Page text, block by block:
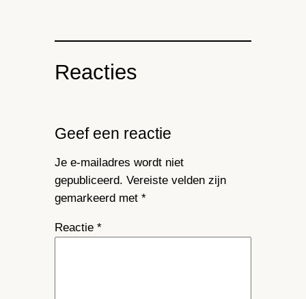
Reacties
Geef een reactie
Je e-mailadres wordt niet
gepubliceerd. Vereiste velden zijn
gemarkeerd met *
Reactie *